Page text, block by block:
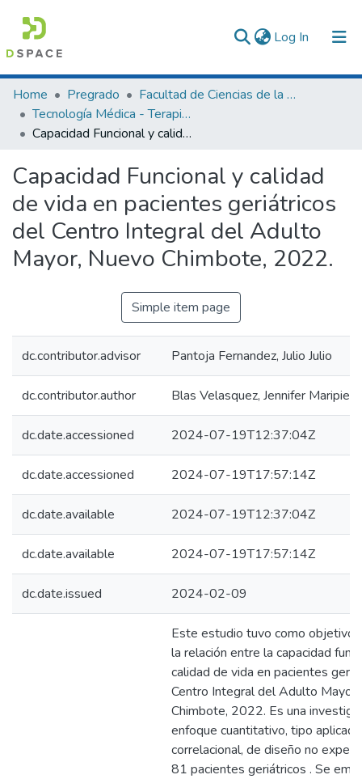
Log In (current)
Communities & Collections
All of DSpace
Home Pregrado
Facultad de Ciencias de la Salud
Tecnología Médica - Terapia Física y Rehabilitación
Capacidad Funcional y calidad de vida en pacientes geriátricos del Centro Integral del Adulto Mayor, Nuevo Chimbote, 2022.
Capacidad Funcional y calidad
de vida en pacientes geriátricos
del Centro Integral del Adulto
Mayor, Nuevo Chimbote, 2022.
Simple item page
dc.contributor.advisor Pantoja Fernandez, Julio Julio
dc.contributor.author Blas Velasquez, Jennifer Maripier
dc.date.accessioned 2024-07-19T12:37:04Z
dc.date.accessioned 2024-07-19T17:57:14Z
dc.date.available 2024-07-19T12:37:04Z
dc.date.available 2024-07-19T17:57:14Z
dc.date.issued 2024-02-09
Este estudio tuvo como objetivo
la relación entre la capacidad
calidad de vida en pacientes
Centro Integral del Adulto
Chimbote, 2022. Es una
enfoque cuantitativo, tipo
correlacional, de diseño no
81 pacientes geriátricos . Se